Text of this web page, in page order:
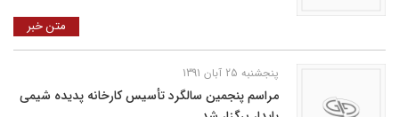
متن خبر
پنجشنبه 25 آبان 1391
مراسم پنجمین سالگرد تأسیس کارخانه پدیده شیمی